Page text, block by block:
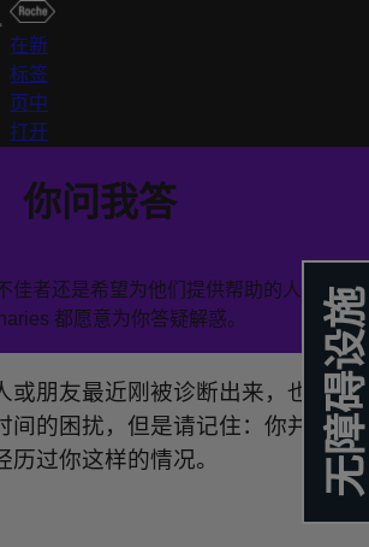
无障碍设施
在新
标签
页中
打开
你问我答
佳者还是希望为他们提供帮助的人，
都愿意为你答疑解惑。
或朋友最近刚被诊断出来，也许你
间的困扰，但是请记住：你并不孤
过你这样的情况。